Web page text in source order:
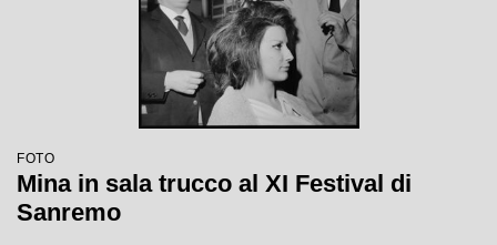
FOTO
Mina in sala trucco al XI Festival di
Sanremo